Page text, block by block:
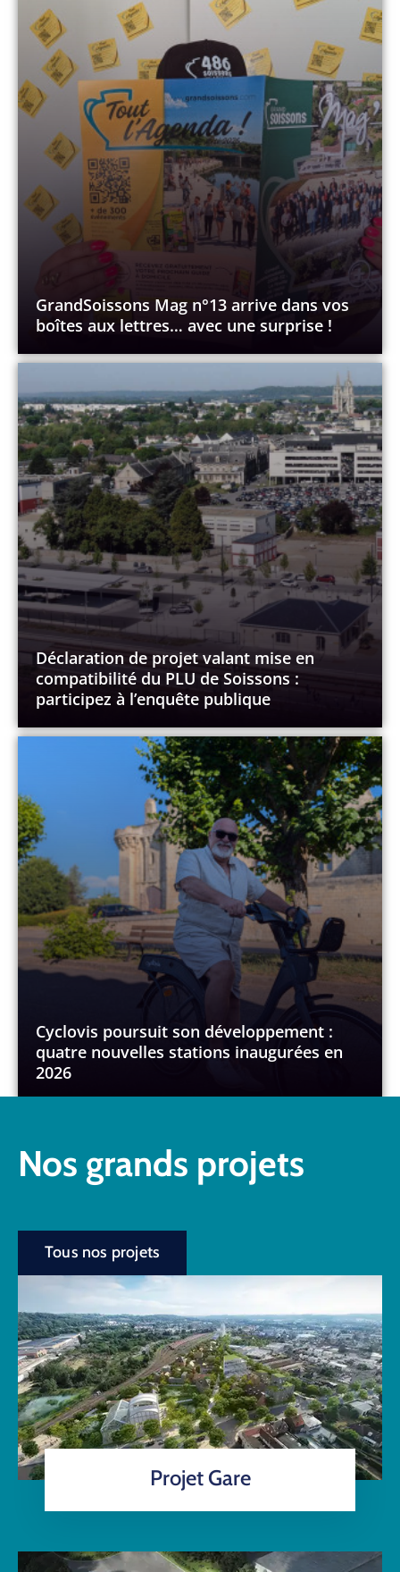
GrandSoissons Mag n°13 arrive dans vos
boîtes aux lettres… avec une surprise !
Déclaration de projet valant mise en
compatibilité du PLU de Soissons :
participez à l’enquête publique
Cyclovis poursuit son développement :
quatre nouvelles stations inaugurées en
2026
Nos grands projets
Tous nos projets
Projet Gare